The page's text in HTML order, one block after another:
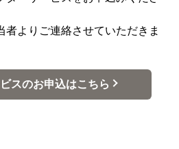
者よりご連絡させていただきま
スのお申込はこちら